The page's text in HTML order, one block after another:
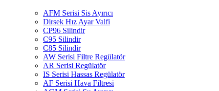
AFM Serisi Sis Ayırıcı
Dirsek Hız Ayar Valfi
CP96 Silindir
C95 Silindir
C85 Silindir
AW Serisi Filtre Regülatör
AR Serisi Regülatör
IS Serisi Hassas Regülatör
AF Serisi Hava Filtresi